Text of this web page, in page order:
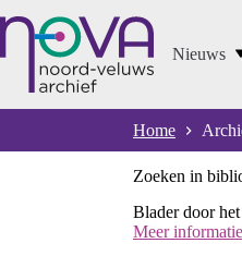
naar
inhoud
Nieuws
Home
Zoeken in
Blader door
Meer